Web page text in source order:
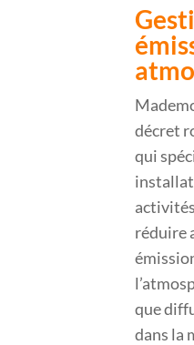
décret
qui
réduire
que
dans la